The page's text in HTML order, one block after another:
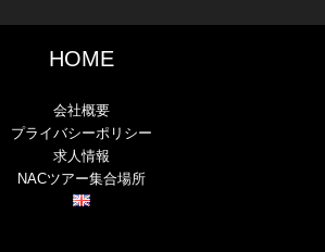
HOME
会社概要
プライバシーポリシー
求人情報
NACツアー集合場所